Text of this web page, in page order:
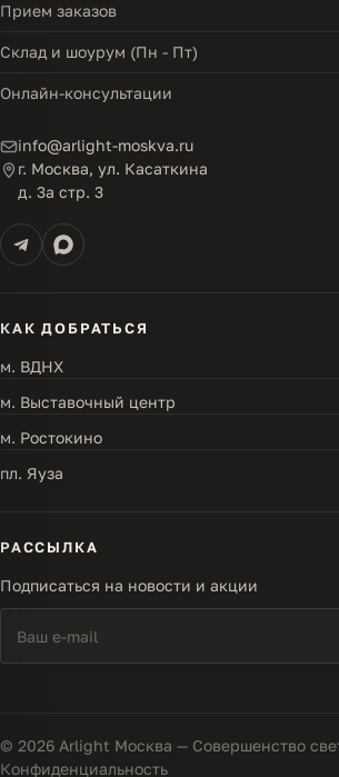
Прием заказов
Склад и шоурум (Пн - Пт)
Онлайн-консультации
info@arlight-moskva.ru
г. Москва, ул. Касаткина
д. 3а стр. 3
КАК ДОБРАТЬСЯ
м. ВДНХ
м. Выставочный центр
м. Ростокино
пл. Яуза
РАССЫЛКА
Подписаться на новости и акции
© 2026 Arlight Москва — Совершенство
Конфиденциальность